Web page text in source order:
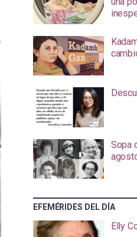
Sopa
EFEMÉRIDES DEL DÍA
Elly